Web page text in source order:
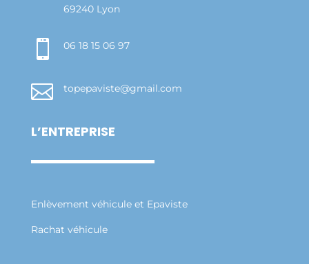
69240 Lyon
 06 18 15 06 97
 topepaviste@gmail.com
L’ENTREPRISE
Enlèvement véhicule et Epaviste
Rachat véhicule